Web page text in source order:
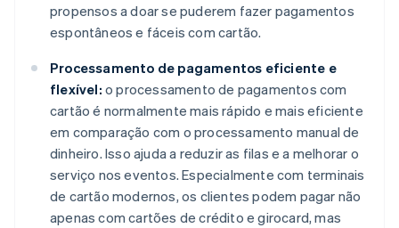
propensos a doar se puderem fazer pagamentos
espontâneos e fáceis com cartão.
Processamento de pagamentos eficiente e
flexível: o processamento de pagamentos com
cartão é normalmente mais rápido e mais eficiente
em comparação com o processamento manual de
dinheiro. Isso ajuda a reduzir as filas e a melhorar o
serviço nos eventos. Especialmente com terminais
de cartão modernos, os clientes podem pagar não
apenas com cartões de crédito e girocard, mas